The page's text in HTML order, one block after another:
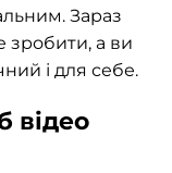
Зараз
зробити, а ви
і для себе.
відео